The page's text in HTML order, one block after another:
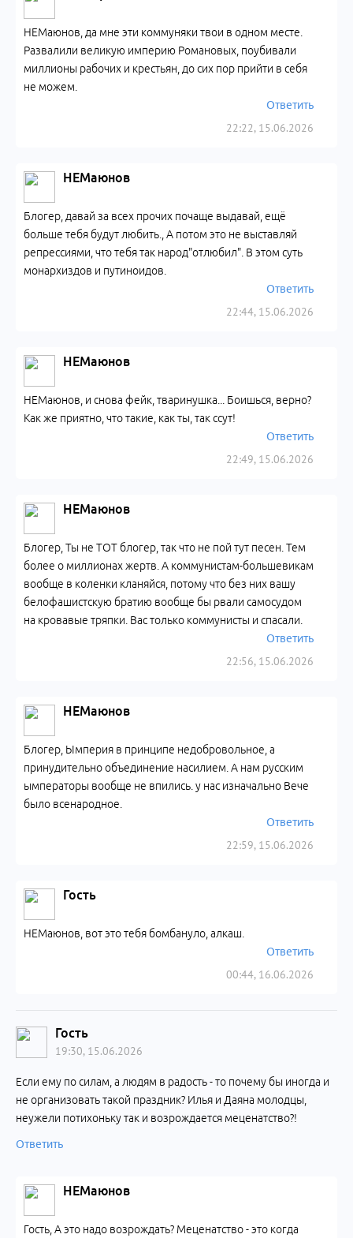
22:22, 15.06.2026
НЕМаюнов, да мне эти коммуняки твои в одном месте.
Развалили великую империю Романовых, поубивали
миллионы рабочих и крестьян, до сих пор прийти в себя
не можем.
Ответить
НЕМаюнов
22:44, 15.06.2026
Блогер, давай за всех прочих почаще выдавай, ещё
больше тебя будут любить., А потом это не выставляй
репрессиями, что тебя так народ"отлюбил". В этом суть
монархиздов и путиноидов.
Ответить
НЕМаюнов
22:49, 15.06.2026
НЕМаюнов, и снова фейк, тваринушка... Боишься, верно?
Как же приятно, что такие, как ты, так ссут!
Ответить
НЕМаюнов
22:56, 15.06.2026
Блогер, Ты не ТОТ блогер, так что не пой тут песен. Тем
более о миллионах жертв. А коммунистам-большевикам
вообще в коленки кланяйся, потому что без них вашу
белофашистскую братию вообще бы рвали самосудом
на кровавые тряпки. Вас только коммунисты и спасали.
Ответить
НЕМаюнов
22:59, 15.06.2026
Блогер, Ымперия в принципе недобровольное, а
принудительно объединение насилием. А нам русским
ымператоры вообще не впились. у нас изначально Вече
было всенародное.
Ответить
Гость
00:44, 16.06.2026
НЕМаюнов, вот это тебя бомбануло, алкаш.
Ответить
Гость
19:30, 15.06.2026
Если ему по силам, а людям в радость - то почему бы иногда и
не организовать такой праздник? Илья и Даяна молодцы,
неужели потихоньку так и возрождается меценатство?!
Ответить
НЕМаюнов
Гость, А это надо возрождать? Меценатство - это когда